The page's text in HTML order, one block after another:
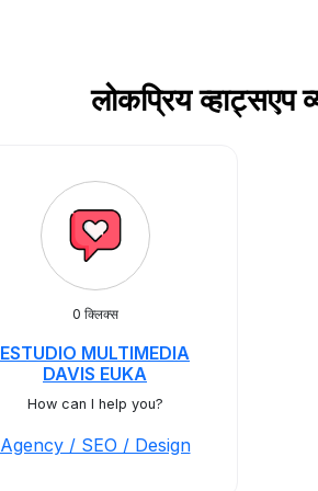
लोकप्रिय
0 क्लिक्स
ESTUDIO MULTIMEDIA
DAVIS EUKA
How can I help you?
Agency / SEO / Design